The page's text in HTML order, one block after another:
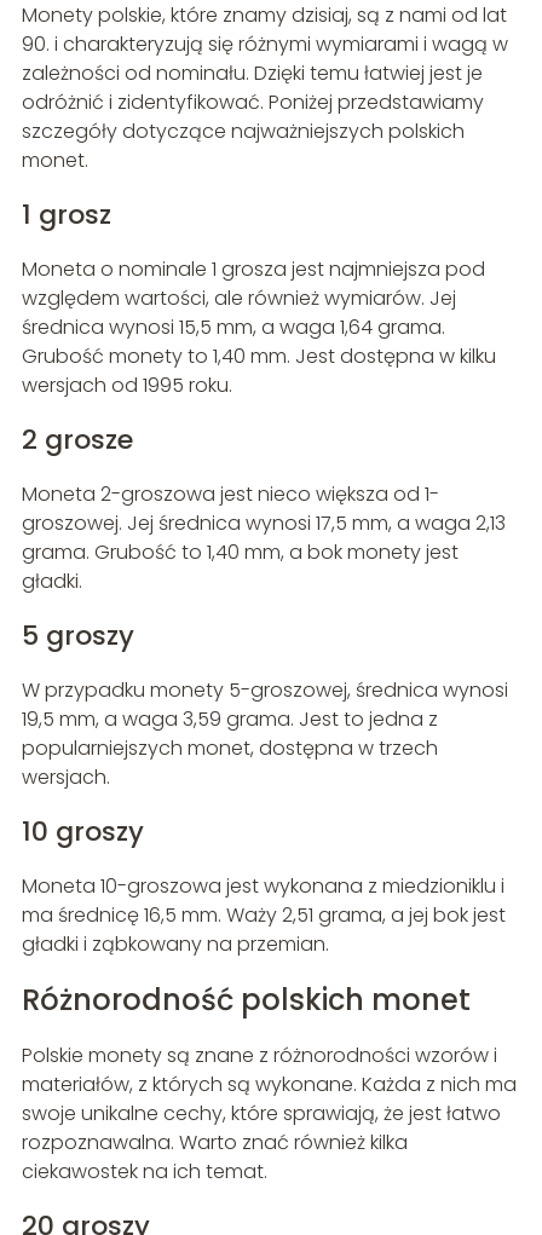
Monety polskie, które znamy dzisiaj, są z nami od lat
90. i charakteryzują się różnymi wymiarami i wagą w
zależności od nominału. Dzięki temu łatwiej jest je
odróżnić i zidentyfikować. Poniżej przedstawiamy
szczegóły dotyczące najważniejszych polskich
monet.
1 grosz
Moneta o nominale 1 grosza jest najmniejsza pod
względem wartości, ale również wymiarów. Jej
średnica wynosi 15,5 mm, a waga 1,64 grama.
Grubość monety to 1,40 mm. Jest dostępna w kilku
wersjach od 1995 roku.
2 grosze
Moneta 2-groszowa jest nieco większa od 1-
groszowej. Jej średnica wynosi 17,5 mm, a waga 2,13
grama. Grubość to 1,40 mm, a bok monety jest
gładki.
5 groszy
W przypadku monety 5-groszowej, średnica wynosi
19,5 mm, a waga 3,59 grama. Jest to jedna z
popularniejszych monet, dostępna w trzech
wersjach.
10 groszy
Moneta 10-groszowa jest wykonana z miedzioniklu i
ma średnicę 16,5 mm. Waży 2,51 grama, a jej bok jest
gładki i ząbkowany na przemian.
Różnorodność polskich monet
Polskie monety są znane z różnorodności wzorów i
materiałów, z których są wykonane. Każda z nich ma
swoje unikalne cechy, które sprawiają, że jest łatwo
rozpoznawalna. Warto znać również kilka
ciekawostek na ich temat.
20 groszy